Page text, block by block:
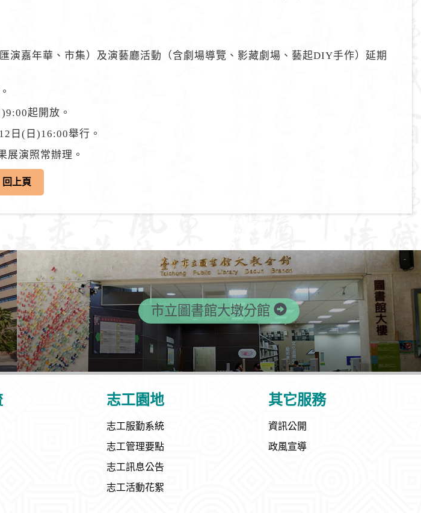
嘉年華、市集）及演藝廳活動（含劇場導覽、影藏劇場、藝起DIY手作）延期
起開放。
日(日)16:00舉行。
展演照常辦理。
回上頁
市立圖書館大墩分館
志工園地
志工服勤系統
志工管理要點
志工訊息公告
志工活動花絮
其它服務
資訊公開
政風宣導